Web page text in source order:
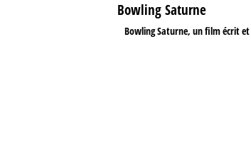
Bowling Saturne
Bowling Saturne, un film écrit et